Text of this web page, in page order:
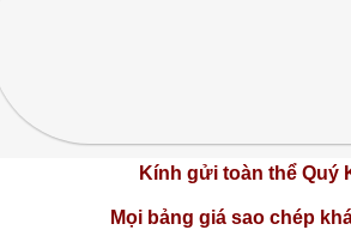
Kính gửi toàn thể Quý
Mọi bảng giá sao chép